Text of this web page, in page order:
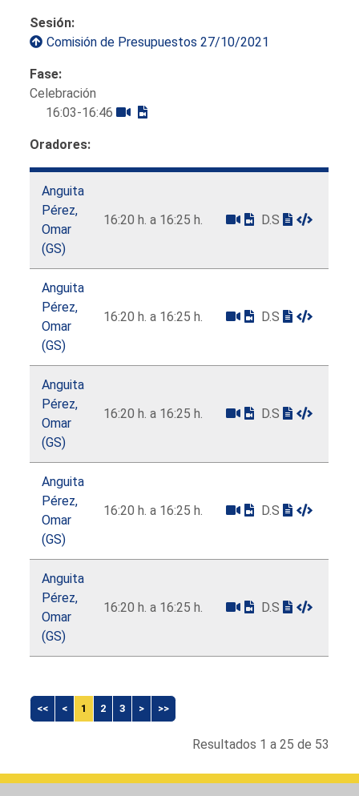
Sesión:
Comisión de Presupuestos 27/10/2021
Fase:
Celebración
16:03-16:46
Oradores:
Anguita
Pérez,
Omar
(GS)
16:20 h. a 16:25 h. D.S
Anguita
Pérez,
Omar
(GS)
16:20 h. a 16:25 h. D.S
Anguita
Pérez,
Omar
(GS)
16:20 h. a 16:25 h. D.S
Anguita
Pérez,
Omar
(GS)
16:20 h. a 16:25 h. D.S
Anguita
Pérez,
Omar
(GS)
16:20 h. a 16:25 h. D.S
<< < 1 2 3 > >>
Resultados 1 a 25 de 53